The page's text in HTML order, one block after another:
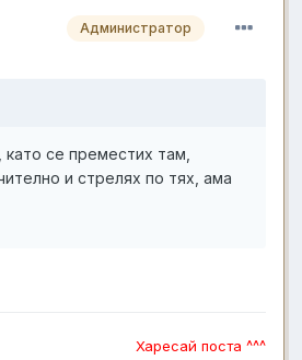
Администратор
се преместих там,
и стрелях по тях, ама
Харесай поста ^^^